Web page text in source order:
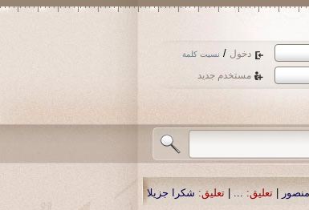
دخول / نسيت كلمة
مستخدم جديد
تعليق: شكرا جزيلا أستاذ حمد الحمد .أكرمكم الله .